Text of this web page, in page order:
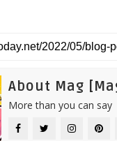
About Mag
More than you can say